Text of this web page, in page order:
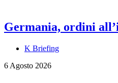
Germania, ordini
K Briefing
6 Agosto 2026